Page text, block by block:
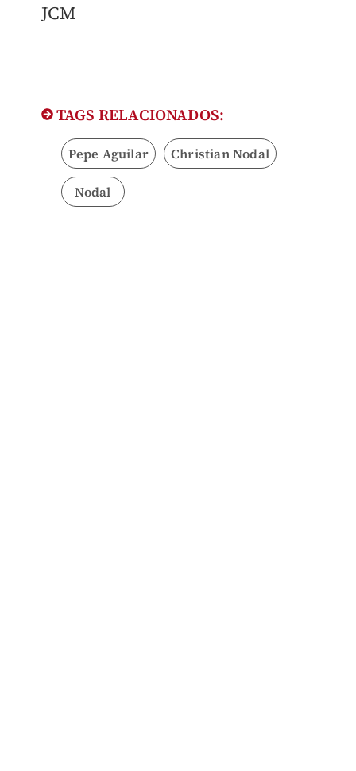
JCM
TAGS RELACIONADOS:
Pepe Aguilar Christian Nodal
Nodal